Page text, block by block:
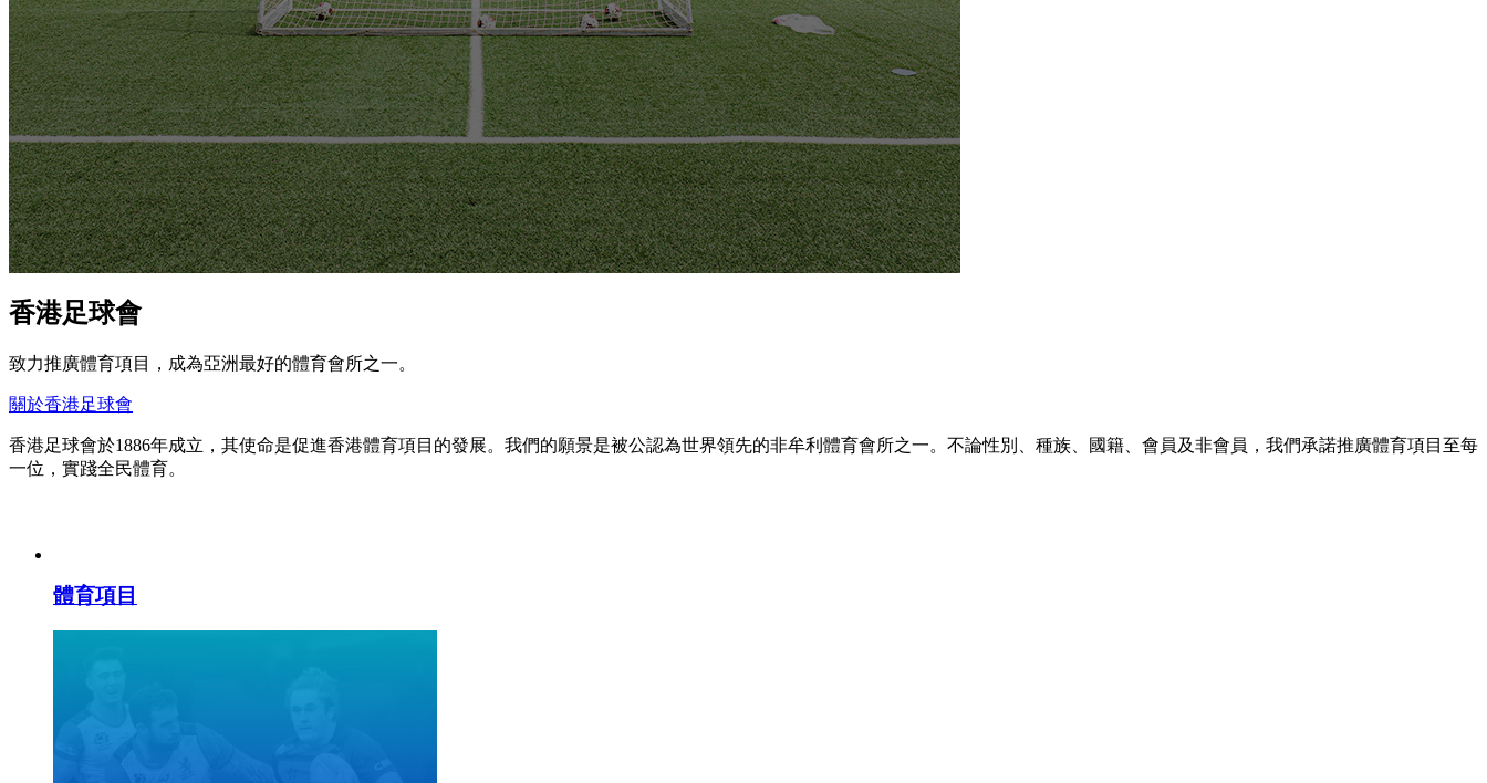
香港足球會
致力推廣體育項目，成為亞洲最好的體育會所之一。
關於香港足球會
香港足球會於1886年成立，其使命是促進香港體育項目的發展。我們的願景是被公認為世界領先的非牟利體育會所之一。不論性別、種族、國籍、會員及非會員，我們承諾推廣體育項目至每
一位，實踐全民體育。
體育項目